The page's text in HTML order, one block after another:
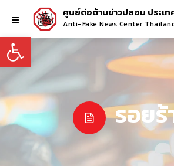
Open toolbar
ศูนย์ต่อต้านข่าวปลอม ประเท
Anti-Fake News Center
รอยร้